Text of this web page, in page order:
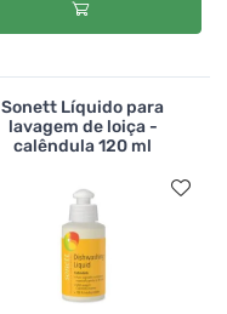
Sonett Líquido para
lavagem de loiça -
calêndula 120 ml